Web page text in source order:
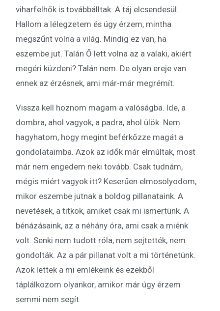
viharfelhők is továbbálltak. A táj elcsendesül.
Hallom a lélegzetem és úgy érzem, mintha
megszűnt volna a világ. Mindig ez van, ha
eszembe jut. Talán Ő lett volna az a valaki, akiért
megéri küzdeni? Talán nem. De olyan ereje van
ennek az érzésnek, ami már-már megrémít.
Vissza kell hoznom magam a valóságba. Ide, a
dombra, ahol vagyok, a padra, ahol ülök. Nem
hagyhatom, hogy megint beférkőzze magát a
gondolataimba. Azok az idők már elmúltak, most
már nem engedem neki tovább. Csak tudnám,
mégis miért vagyok itt? Keserűen elmosolyodom,
mikor eszembe jutnak a boldog pillanataink. A
nevetések, a titkok, amiket csak mi ismertünk. A
bénázásaink, az a néhány óra, ami csak a miénk
volt. Senki nem tudott róla, nem sejtették, nem
gondolták. Az a pár pillanat volt a mi történetünk.
Azok lettek a mi emlékeink és ezekből
táplálkozom olyankor, amikor már úgy érzem
semmi nem segít.